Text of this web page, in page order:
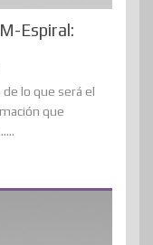
Espiral:
lo que será el
que